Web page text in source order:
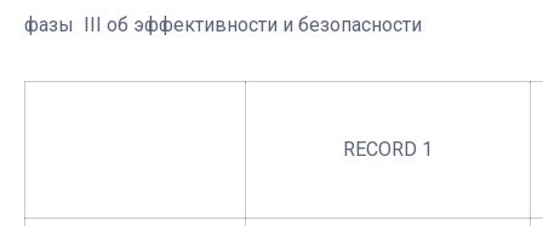
фазы ІІІ об эффективности и безопасности
RECORD 1